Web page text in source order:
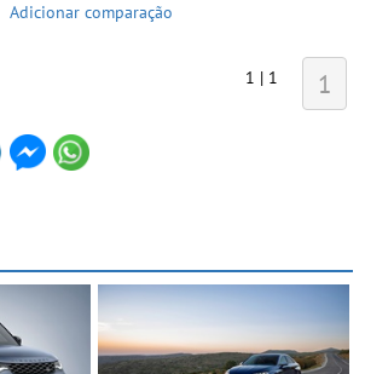
Adicionar comparação
1 | 1 1